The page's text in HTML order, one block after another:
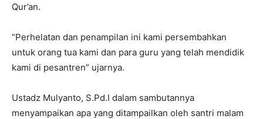
Qur’an.
“Perhelatan dan penampilan ini kami persembahkan
untuk orang tua kami dan para guru yang telah mendidik
kami di pesantren” ujarnya.
Ustadz Mulyanto, S.Pd.I dalam sambutannya
menyampaikan apa yang ditampailkan oleh santri malam